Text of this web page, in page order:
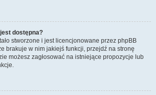
dostępna?
stworzone i jest licencjonowane przez phpBB
brakuje w nim jakiejś funkcji, przejdź na stronę
możesz zagłosować na istniejące propozycje lub